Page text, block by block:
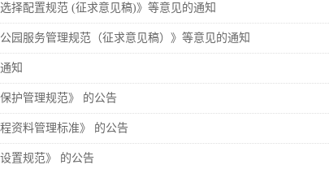
择配置规范 (征求意见稿)》等意见的通知
园服务管理规范（征求意见稿）》等意见的通知
知
护管理规范》 的公告
资料管理标准》 的公告
置规范》 的公告